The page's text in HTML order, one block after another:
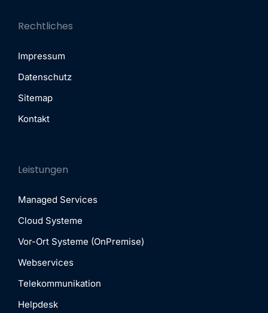
Rechtliches
Impressum
Datenschutz
Sitemap
Kontakt
Leistungen
Managed Services
Cloud Systeme
Vor-Ort Systeme (OnPremise)
Webservices
Telekommunikation
Helpdesk